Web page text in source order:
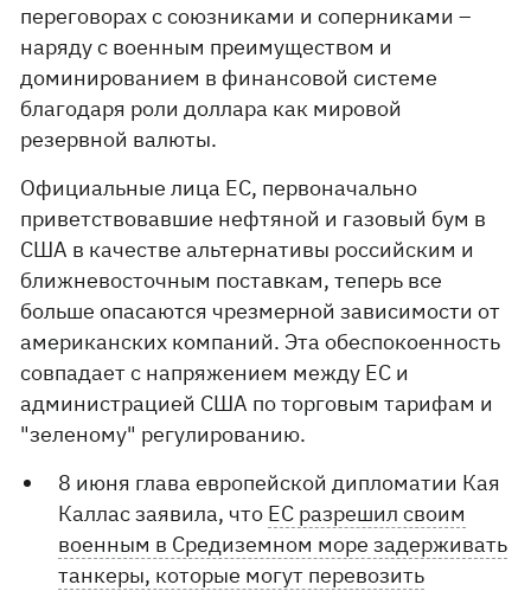
переговорах с союзниками и соперниками –
наряду с военным преимуществом и
доминированием в финансовой системе
благодаря роли доллара как мировой
резервной валюты.
Официальные лица ЕС, первоначально
приветствовавшие нефтяной и газовый бум в
США в качестве альтернативы российским и
ближневосточным поставкам, теперь все
больше опасаются чрезмерной зависимости от
американских компаний. Эта обеспокоенность
совпадает с напряжением между ЕС и
администрацией США по торговым тарифам и
"зеленому" регулированию.
8 июня глава европейской дипломатии Кая
Каллас заявила, что ЕС разрешил своим
военным в Средиземном море задерживать
танкеры, которые могут перевозить